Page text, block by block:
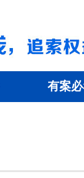
有案